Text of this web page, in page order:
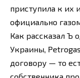
приступила к их
официально
Как рассказал Ъ
Украины,
договору — то
собственника